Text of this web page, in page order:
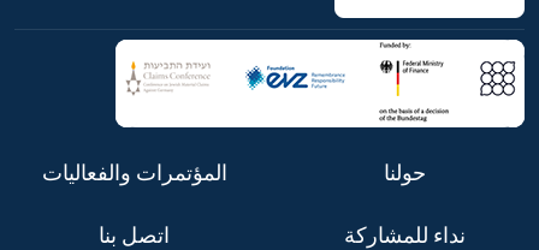
حولنا المؤتمرات والفعاليات
نداء للمشاركة اتصل بنا